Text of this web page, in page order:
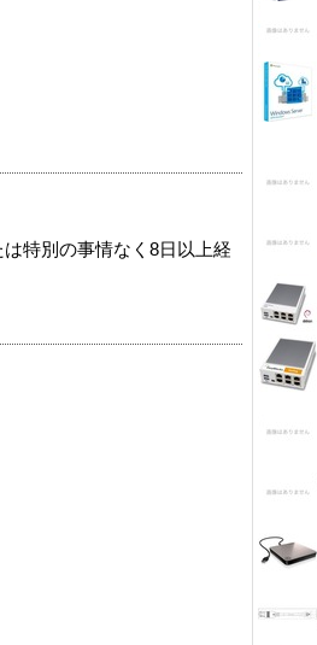
特別の事情なく8日以上経